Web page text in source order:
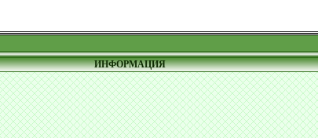
ИНФОРМАЦИЯ